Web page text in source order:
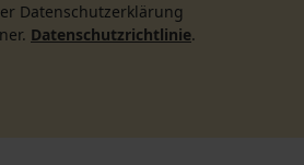
Datenschutzerklärung
Datenschutzrichtlinie.